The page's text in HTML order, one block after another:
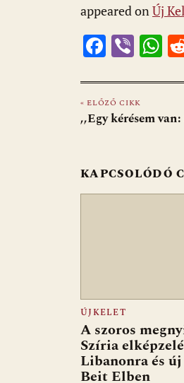
appeared on Új
F
e
b
k
Vi
er
W
at
s
p
p
« ELŐZŐ CIKK
,,Egy kérésem
KAPCSOLÓDÓ
ÚJKELET
A szoros
Szíria
Libanonra és
Beit Elben